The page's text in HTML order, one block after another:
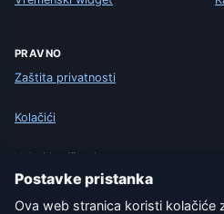
PRAVNO
Zaštita privatnosti
Kolačići
Uvjeti korištenja
Isključenje odgovornosti
Postavke pristanka
Ova web stranica koristi kolačiće